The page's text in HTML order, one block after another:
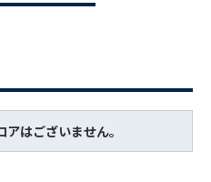
はございません。